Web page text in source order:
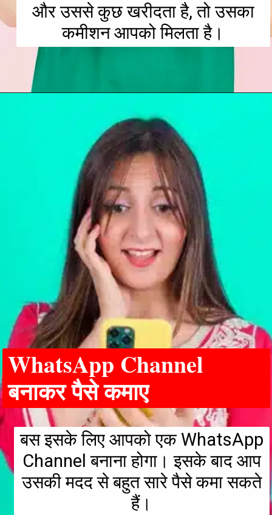
और उससे कुछ खरीदता है, तो उसका
कमीशन आपको मिलता है।
WhatsApp Channel
बनाकर पैसे कमाए
बस इसके लिए आपको एक WhatsApp
Channel बनाना होगा। इसके बाद आप
उसकी मदद से बहुत सारे पैसे कमा सकते
हैं।